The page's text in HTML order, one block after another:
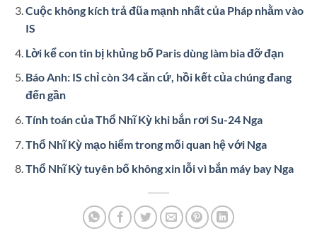
Cuộc không kích trả đũa mạnh nhất của Pháp nhằm vào
IS
Lời kể con tin bị khủng bố Paris dùng làm bia đỡ đạn
Báo Anh: IS chỉ còn 34 căn cứ, hồi kết của chúng đang
đến gần
Tính toán của Thổ Nhĩ Kỳ khi bắn rơi Su-24 Nga
Thổ Nhĩ Kỳ mạo hiểm trong mối quan hệ với Nga
Thổ Nhĩ Kỳ tuyên bố không xin lỗi vì bắn máy bay Nga